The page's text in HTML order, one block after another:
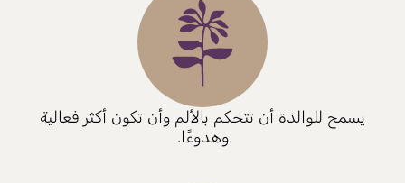
يسمح للوالدة أن تتحكم بالألم وأن تكون أكثر فعالية
وهدوءًا.